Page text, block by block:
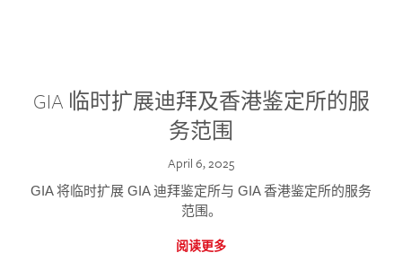
GIA 临时扩展迪拜及香港鉴定所的服
务范围
April 6, 2025
GIA 将临时扩展 GIA 迪拜鉴定所与 GIA 香港鉴定所的服务
范围。
阅读更多